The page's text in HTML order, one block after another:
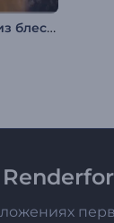
Интро "Елка из блестящих частиц"